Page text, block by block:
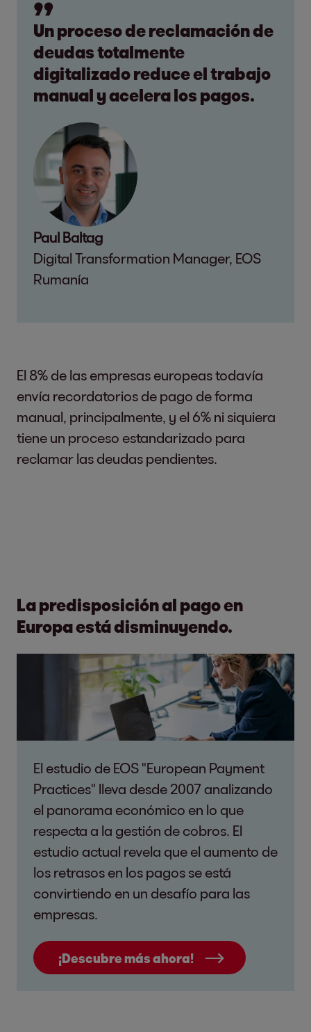
Un proceso de reclamación de
deudas totalmente
digitalizado reduce el trabajo
manual y acelera los pagos.
Paul Baltag
Digital Transformation Manager, EOS
Rumanía
El 8% de las empresas europeas todavía
envía recordatorios de pago de forma
manual, principalmente, y el 6% ni siquiera
tiene un proceso estandarizado para
reclamar las deudas pendientes.
La predisposición al pago en
Europa está disminuyendo.
El estudio de EOS "European Payment
Practices" lleva desde 2007 analizando
el panorama económico en lo que
respecta a la gestión de cobros. El
estudio actual revela que el aumento de
los retrasos en los pagos se está
convirtiendo en un desafío para las
empresas.
¡Descubre más ahora!